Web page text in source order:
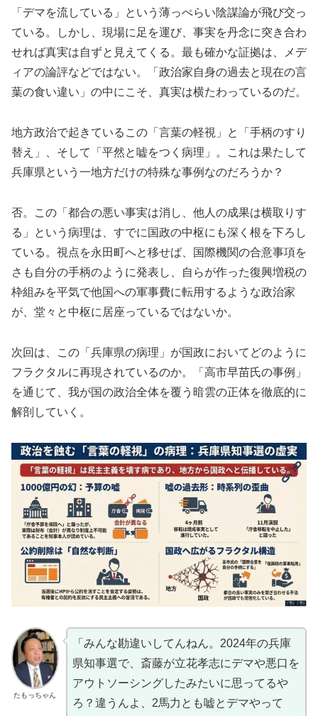
「デマを流している」という薄っぺらい陰謀論が飛び交っ
ている。しかし、現場に足を運び、事実を丹念に突き合わ
せれば真実は自ずと見えてくる。最も確かな証拠は、メデ
ィアの論評などではない。「政治家自身の過去と現在の言
葉の食い違い」の中にこそ、真実は横たわっているのだ。
地方政治で起きているこの「言葉の軽視」と「手柄のすり
替え」、そして「平然と嘘をつく病理」。これは果たして
兵庫県という一地方だけの特殊な事例なのだろうか？
否。この「都合の悪い事実は消し、他人の成果は横取りす
る」という病理は、すでに国政の中枢にも深く根を下ろし
ている。視点を永田町へと移せば、国際機関の合意事項を
さも自分の手柄のように発表し、自らが作った復興増税の
枠組みを平気で他国への軍事費に転用するような政治家
が、堂々と中枢に居座っているではないか。
次回は、この「兵庫県の病理」が国政においてどのように
フラクタルに再現されているのか。「高市早苗氏の事例」
を通じて、我が国の政治全体を覆う暗雲の正体を徹底的に
解剖していく。
たもっちゃん
「みんな勘違いしてんねん。2024年の兵庫
県知事選で、斎藤が立花孝志にデマや悪口を
アウトソーシングしたみたいに思ってるや
ろ？違うんよ、2馬力とも嘘とデマやって